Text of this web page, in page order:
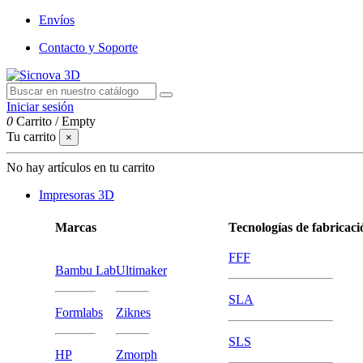
Envíos
Contacto y Soporte
Iniciar sesión
0 Carrito /Empty
Tu carrito
×
No hay artículos en tu carrito
Impresoras 3D
Marcas
Bambu Lab
Formlabs
HP
Ultimaker
Ziknes
Zmorph
Tecnologías de
FFF
SLA
SLS